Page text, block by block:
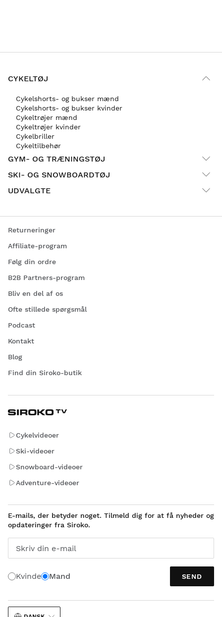
CYKELTØJ
Cykelshorts- og bukser mænd
Cykelshorts- og bukser kvinder
Cykeltrøjer mænd
Cykeltrøjer kvinder
Cykelbriller
Cykeltilbehør
GYM- OG TRÆNINGSTØJ
SKI- OG SNOWBOARDTØJ
UDVALGTE
Returneringer
Affiliate-program
Følg din ordre
B2B Partners-program
Bliv en del af os
Ofte stillede spørgsmål
Podcast
Kontakt
Blog
Find din Siroko-butik
Cykelvideoer
Ski-videoer
Snowboard-videoer
Adventure-videoer
E-mails, der betyder noget. Tilmeld dig for at få nyheder og
opdateringer fra Siroko.
Skriv din e-mail
Kvinde Mand SEND